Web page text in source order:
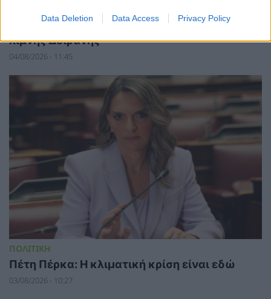
Data Deletion Data Access Privacy Policy
εκατ. ευρώ για τη διασυνοριακή συνεργασία
και την περιβαλλοντική προστασία της
λίμνης Δοϊράνης
04/08/2026 - 11:45
ΠΟΛΙΤΙΚΗ
Πέτη Πέρκα: Η κλιματική κρίση είναι εδώ
03/08/2026 - 10:27